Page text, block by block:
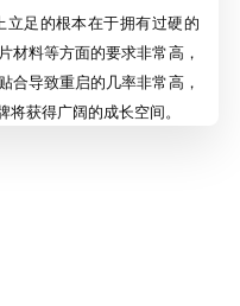
立足的根本在于拥有过硬的
材料等方面的要求非常高，
合导致重启的几率非常高，
获得广阔的成长空间。